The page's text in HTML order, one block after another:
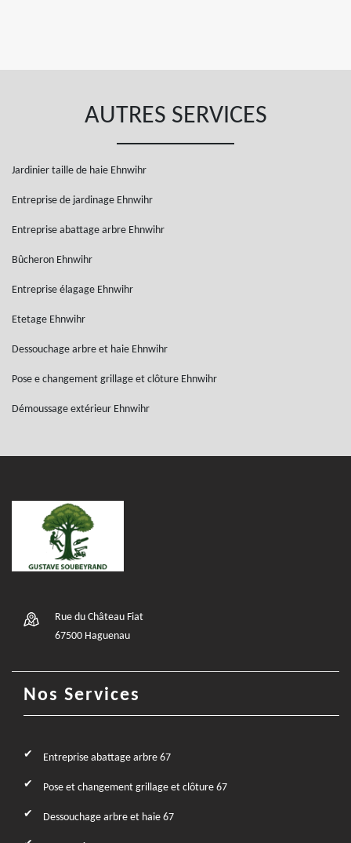
AUTRES SERVICES
Jardinier taille de haie Ehnwihr
Entreprise de jardinage Ehnwihr
Entreprise abattage arbre Ehnwihr
Bûcheron Ehnwihr
Entreprise élagage Ehnwihr
Etetage Ehnwihr
Dessouchage arbre et haie Ehnwihr
Pose e changement grillage et clôture Ehnwihr
Démoussage extérieur Ehnwihr
Rue du Château Fiat
67500 Haguenau
Nos Services
Entreprise abattage arbre 67
Pose et changement grillage et clôture 67
Dessouchage arbre et haie 67